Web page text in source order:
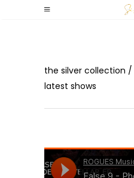
the silver collection /
latest shows